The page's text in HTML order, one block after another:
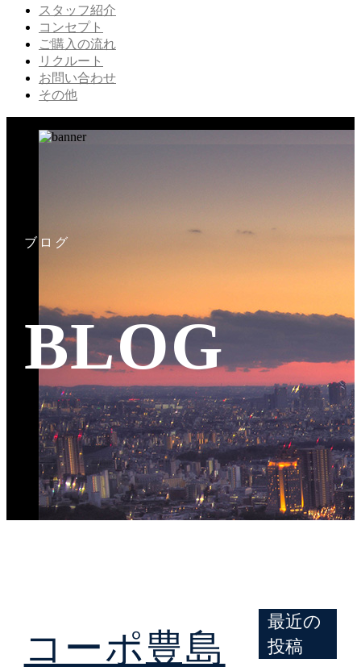
スタッフ紹介
コンセプト
ご購入の流れ
リクルート
お問い合わせ
その他
ブログ
BLOG
コーポ豊島
最近の
投稿